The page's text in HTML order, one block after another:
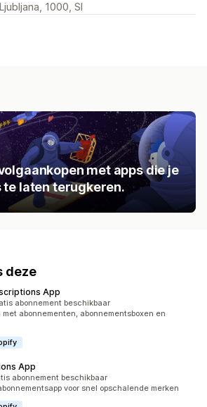
1000, SI
met apps die je
te laten terugkeren.
deze
App
totaal
abonnement beschikbaar
abonnementen, abonnementsboxen en
App
totaal
abonnement beschikbaar
voor snel opschalende merken